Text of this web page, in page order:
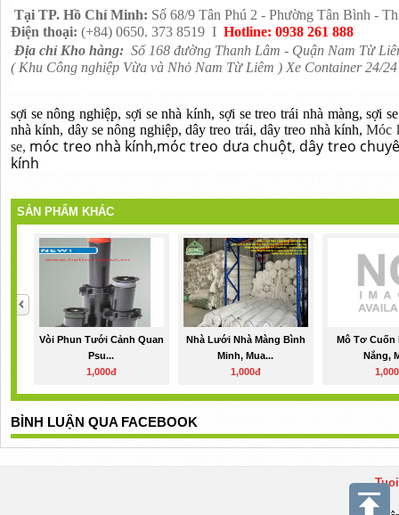
Tại TP. Hồ Chí Minh: Số 68/9 Tân Phú 2 - Phường Tân Bình -
Điện thoại: (+84) 0650. 373 8519 I Hotline: 0938 261 888
Địa chỉ Kho hàng: Số 168 đường Thanh Lâm - Quận Nam Từ
( Khu Công nghiệp Vừa và Nhỏ Nam Từ Liêm ) Xe Container 24/24
sợi se nông nghiệp, sợi se nhà kính, sợi se treo trái nhà màng, sợi
nhà kính, dây se nông nghiệp, dây treo trái, dây treo nhà kính, Móc
se, móc treo nhà kính,móc treo dưa chuột, dây treo
kính
SẢN PHẨM KHÁC
Vòi Phun Tưới Cảnh Quan
Psu...
1,000đ
Nhà Lưới Nhà Màng Bình
Minh, Mua...
1,000đ
Mô Tơ
Nắng,
BÌNH LUẬN QUA FACEBOOK